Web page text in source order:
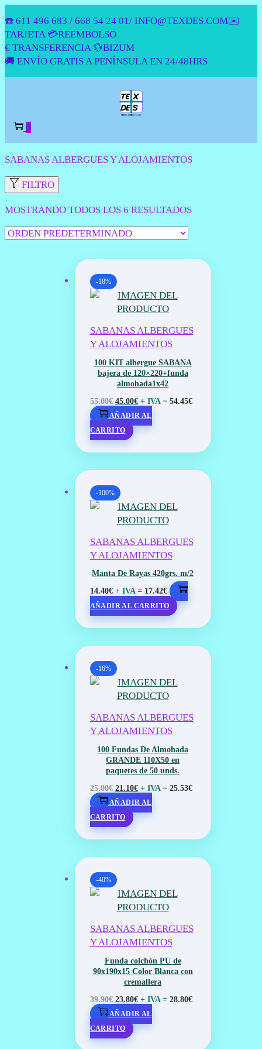
☎️ 611 496 683 / 668 54 24 01/ INFO@TEXDES.COM✉️
TARJETA 💳REEMBOLSO
€ TRANSFERENCIA 💱BIZUM
🚚 ENVÍO GRATIS A PENÍNSULA EN 24/48HRS
LA
NAVEGACIÓN
CONTENIDO
0
SABANAS ALBERGUES Y ALOJAMIENTOS
FILTRO
MOSTRANDO TODOS LOS 6 RESULTADOS
-18%
SABANAS ALBERGUES
Y ALOJAMIENTOS
100 KIT albergue SABANA
bajera de 120×220+funda
almohada1x42
55.00€ EL
PRECIO
ORIGINAL
ERA:
55.00€.
45.00€EL
PRECIO
ACTUAL
45.00€.
+ IVA = 54.45€
AÑADIR AL
CARRITO
-100%
SABANAS ALBERGUES
Y ALOJAMIENTOS
Manta De Rayas 420grs. m/2
14.40€ + IVA = 17.42€
AÑADIR AL CARRITO
-16%
SABANAS ALBERGUES
Y ALOJAMIENTOS
100 Fundas De Almohada
GRANDE 110X50 en
paquetes de 50 unds.
25.00€ EL
PRECIO
ORIGINAL
ERA:
25.00€.
21.10€EL
PRECIO
ACTUAL
21.10€.
+ IVA = 25.53€
AÑADIR AL
CARRITO
-40%
SABANAS ALBERGUES
Y ALOJAMIENTOS
Funda colchón PU de
90x190x15 Color Blanca con
cremallera
39.90€ EL
PRECIO
ORIGINAL
ERA:
23.80€EL
PRECIO
ACTUAL
+ IVA = 28.80€
AÑADIR AL
CARRITO